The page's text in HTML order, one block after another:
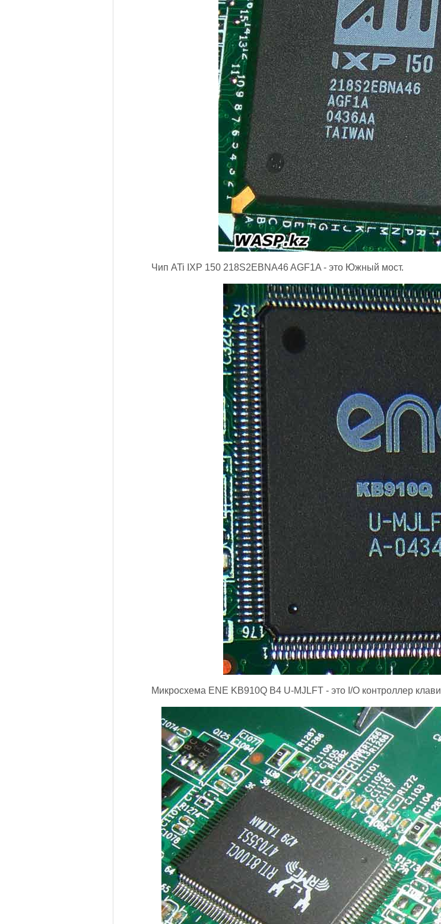
Чип ATi IXP 150 218S2EBNA46 AGF1A - это Южный мост.
Микросхема ENE KB910Q B4 U-MJLFT - это I/O контроллер